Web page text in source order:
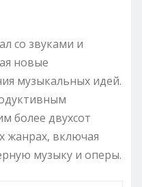
со звуками и
новые
музыкальных идей.
более двухсот
жанрах, включая
музыку и оперы.